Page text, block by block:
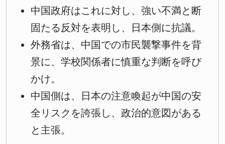
中国政府はこれに対し、強い不満と断
固たる反対を表明し、日本側に抗議。
外務省は、中国での市民襲撃事件を背
景に、学校関係者に慎重な判断を呼び
かけ。
中国側は、日本の注意喚起が中国の安
全リスクを誇張し、政治的意図がある
と主張。